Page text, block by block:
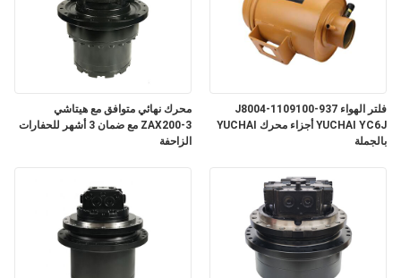
محرك نهائي متوافق مع هيتاشي
ZAX200-3 مع ضمان 3 أشهر للحفارات
الزاحفة
فلتر الهواء J8004-1109100-937
YUCHAI YC6J أجزاء محرك YUCHAI
بالجملة